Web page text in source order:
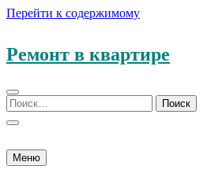
Перейти к содержимому
Ремонт в квартире
Меню